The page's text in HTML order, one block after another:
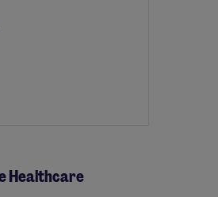
Healthcare